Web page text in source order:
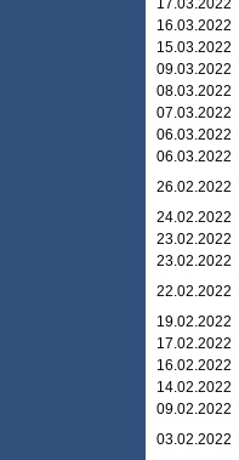
17.03.2022
16.03.2022
15.03.2022
09.03.2022
08.03.2022
07.03.2022
06.03.2022
06.03.2022
26.02.2022
24.02.2022
23.02.2022
23.02.2022
22.02.2022
19.02.2022
17.02.2022
16.02.2022
14.02.2022
09.02.2022
03.02.2022